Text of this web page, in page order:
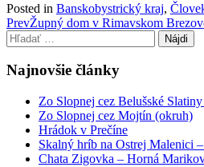
Posted in Banskobystrický kraj,
Post
navigation
PrevŽupný dom v Rimavskom
Hľadať:
Najnovšie články
Zo Slopnej cez Belušské
Zo Slopnej cez Mojtín (okruh)
Hrádok v Prečíne
Skalný hríb na Ostrej Malenici
Chata Zigovka – Horná